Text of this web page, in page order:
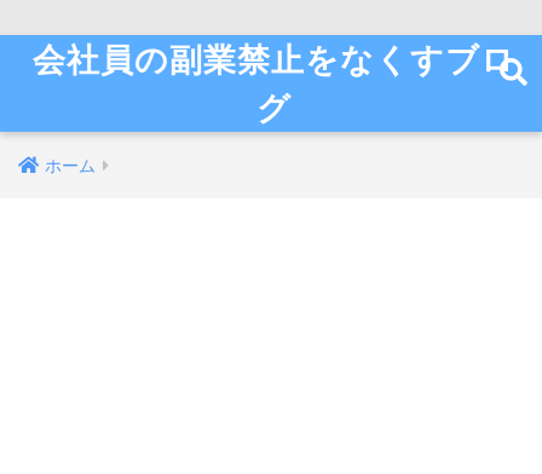
会社員の副業禁止をなくすブロ
グ
ホーム